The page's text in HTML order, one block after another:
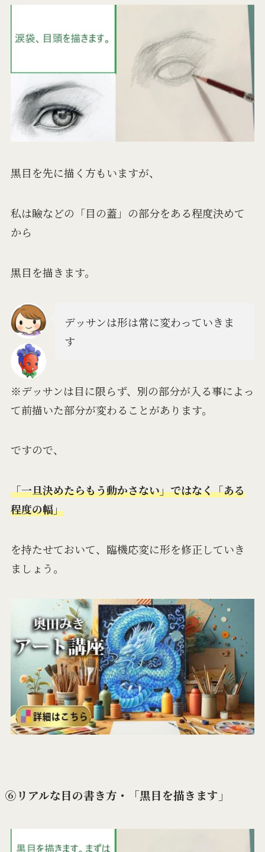
黒目を先に描く方もいますが、
私は瞼などの「目の蓋」の部分をある程度決めて
から
黒目を描きます。
デッサンは形は常に変わっていきま
す
※デッサンは目に限らず、別の部分が入る事によっ
て前描いた部分が変わることがあります。
ですので、
「一旦決めたらもう動かさない」ではなく「ある
程度の幅」
を持たせておいて、臨機応変に形を修正していき
ましょう。
⑥リアルな目の書き方・「黒目を描きます」